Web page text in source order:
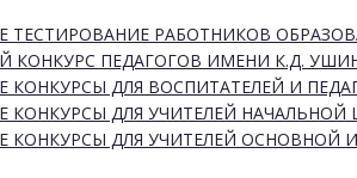
ТЕСТИРОВАНИЕ РАБОТНИКОВ
КОНКУРС ПЕДАГОГОВ ИМЕНИ К.Д.
КОНКУРСЫ ДЛЯ ВОСПИТАТЕЛЕЙ И
КОНКУРСЫ ДЛЯ УЧИТЕЛЕЙ
КОНКУРСЫ ДЛЯ УЧИТЕЛЕЙ ОСНОВНОЙ